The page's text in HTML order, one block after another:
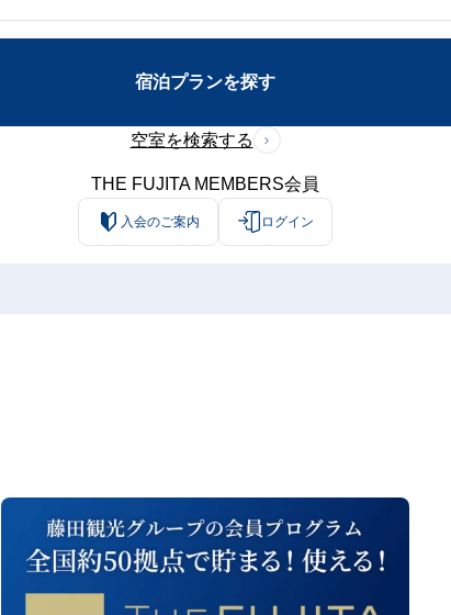
THE FUJITA MEMBERS会員
入会のご案内 ログイン
宿泊プランを探す
空室を検索する